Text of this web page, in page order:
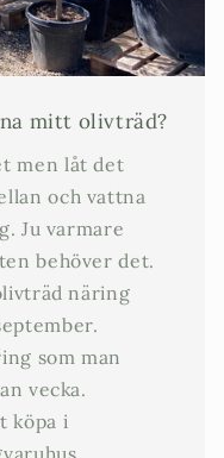
mitt olivträd?
men låt det
och vattna
Ju varmare
behöver det.
näring
som man
vecka.
köpa i